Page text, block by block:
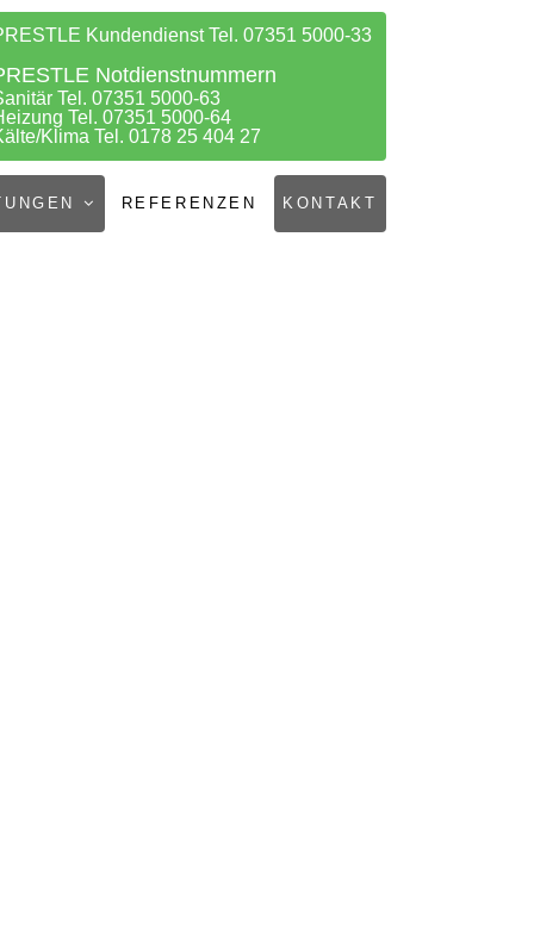
Kundendienst Tel. 07351 5000-33
Notdienstnummern
Tel. 07351 5000-63
Tel. 07351 5000-64
Klima Tel. 0178 25 404 27
REFERENZEN KONTAKT